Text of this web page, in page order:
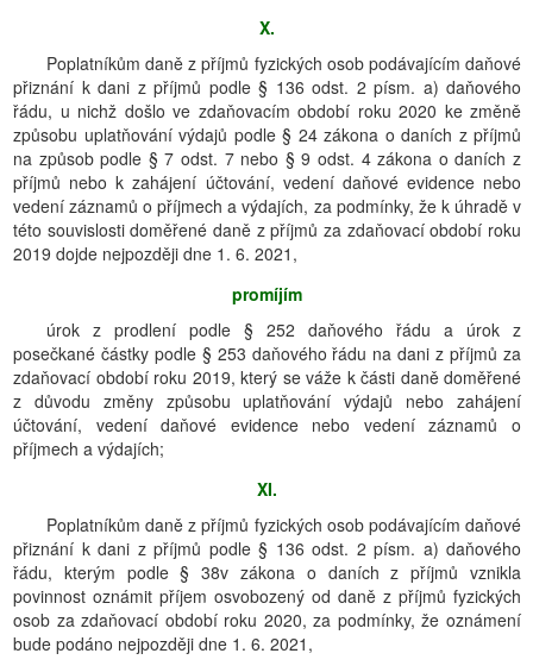
X.
Poplatníkům daně z příjmů fyzických osob podávajícím daňové
přiznání k dani z příjmů podle § 136 odst. 2 písm. a) daňového
řádu, u nichž došlo ve zdaňovacím období roku 2020 ke změně
způsobu uplatňování výdajů podle § 24 zákona o daních z příjmů
na způsob podle § 7 odst. 7 nebo § 9 odst. 4 zákona o daních z
příjmů nebo k zahájení účtování, vedení daňové evidence nebo
vedení záznamů o příjmech a výdajích, za podmínky, že k úhradě v
této souvislosti doměřené daně z příjmů za zdaňovací období roku
2019 dojde nejpozději dne 1. 6. 2021,
promíjím
úrok z prodlení podle § 252 daňového řádu a úrok z
posečkané částky podle § 253 daňového řádu na dani z příjmů za
zdaňovací období roku 2019, který se váže k části daně doměřené
z důvodu změny způsobu uplatňování výdajů nebo zahájení
účtování, vedení daňové evidence nebo vedení záznamů o
příjmech a výdajích;
XI.
Poplatníkům daně z příjmů fyzických osob podávajícím daňové
přiznání k dani z příjmů podle § 136 odst. 2 písm. a) daňového
řádu, kterým podle § 38v zákona o daních z příjmů vznikla
povinnost oznámit příjem osvobozený od daně z příjmů fyzických
osob za zdaňovací období roku 2020, za podmínky, že oznámení
bude podáno nejpozději dne 1. 6. 2021,